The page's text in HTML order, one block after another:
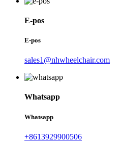
E-pos
E-pos
sales1@nhwheelchair.com
Whatsapp
Whatsapp
+8613929900506